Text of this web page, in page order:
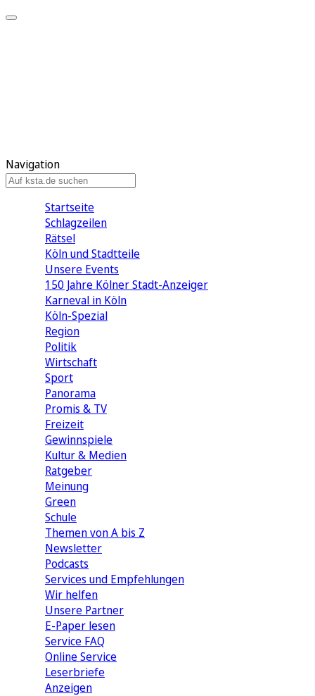
Navigation
Startseite
Schlagzeilen
Rätsel
Köln und Stadtteile
Unsere Events
150 Jahre Kölner Stadt-Anzeiger
Karneval in Köln
Köln-Spezial
Region
Politik
Wirtschaft
Sport
Panorama
Promis & TV
Freizeit
Gewinnspiele
Kultur & Medien
Ratgeber
Meinung
Green
Schule
Themen von A bis Z
Newsletter
Podcasts
Services und Empfehlungen
Wir helfen
Unsere Partner
E-Paper lesen
Service FAQ
Online Service
Leserbriefe
Anzeigen